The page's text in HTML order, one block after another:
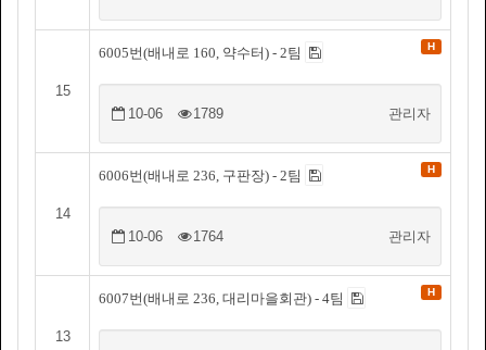
15
6005번(배내로 160, 약수터) - 2팀 H
10-06 1789 관리자
14
6006번(배내로 236, 구판장) - 2팀 H
10-06 1764 관리자
13
6007번(배내로 236, 대리마을회관) - 4팀 H